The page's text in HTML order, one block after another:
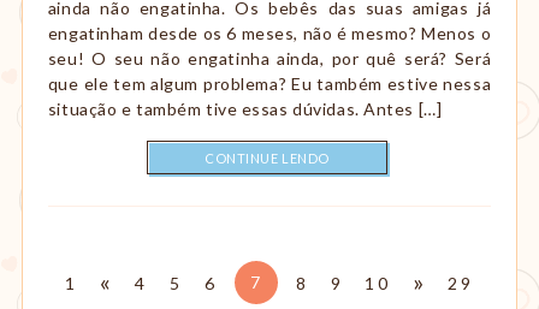
ainda não engatinha. Os bebês das suas amigas já
engatinham desde os 6 meses, não é mesmo? Menos o
seu! O seu não engatinha ainda, por quê será? Será
que ele tem algum problema? Eu também estive nessa
situação e também tive essas dúvidas. Antes […]
CONTINUE LENDO
Paginação
Página
1 « Anterior
Página
4 Página
5 Página
6 Página
7 Página
8 Página
9 Página
10 Próxima
» Página
29